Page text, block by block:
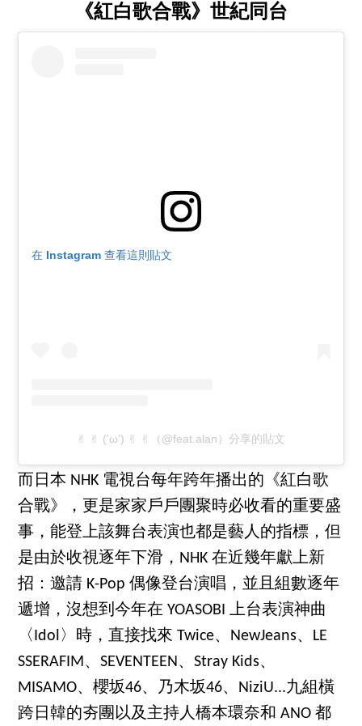
《紅白歌合戰》世紀同台
在 Instagram 查看這則貼文
✌︎ ✌︎ ('ω') ✌︎ ✌︎（@feat.alan）分享的貼文
而日本 NHK 電視台每年跨年播出的《紅白歌
合戰》，更是家家戶戶團聚時必收看的重要盛
事，能登上該舞台表演也都是藝人的指標，但
是由於收視逐年下滑，NHK 在近幾年獻上新
招：邀請 K-Pop 偶像登台演唱，並且組數逐年
遞增，沒想到今年在 YOASOBI 上台表演神曲
〈Idol〉時，直接找來 Twice、NewJeans、LE
SSERAFIM、SEVENTEEN、Stray Kids、
MISAMO、櫻坂46、乃木坂46、NiziU...九組橫
跨日韓的夯團以及主持人橋本環奈和 ANO 都